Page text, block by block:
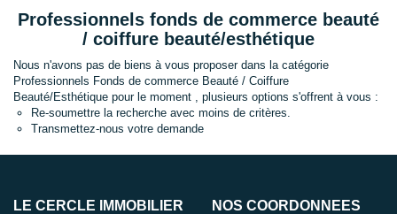
Professionnels fonds de commerce beauté
/ coiffure beauté/esthétique
Nous n'avons pas de biens à vous proposer dans la catégorie
Professionnels Fonds de commerce Beauté / Coiffure
Beauté/Esthétique pour le moment , plusieurs options s'offrent à vous :
Re-soumettre la recherche avec moins de critères.
Transmettez-nous votre demande
LE CERCLE IMMOBILIER NOS COORDONNÉES